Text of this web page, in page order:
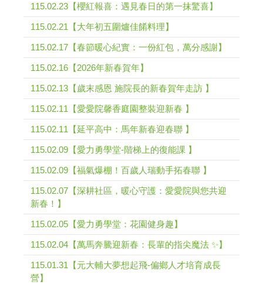
115.02.23【櫻紅報喜：遇見春日的第一抹驚喜】
115.02.21【大年初五圍爐佳餚料理】
115.02.17【春節暖心紀實：一份紅包，萬分感謝】
115.02.16【2026年新春賀年】
115.02.13【歲末感恩 施院長的新春賀年走訪 】
115.02.11【愛愛院馨香庭園整裝迎新春 】
115.02.11【延平高中：馬年新春迎春聯 】
115.02.09【愛力勇學堂-階梯上的復能課 】
115.02.09【福氣爆棚！百歲人瑞動手拓春聯 】
115.02.07【深耕社區，暖心守護：愛愛院與您共迎
新春！】
115.02.05【愛力勇學堂：花園健身趣】
115.02.04【萬馬奔騰迎新春：長輩的指尖魔法 ✨】
115.01.31【元大輔大夢想起飛-偏鄉人才培育成長
營】